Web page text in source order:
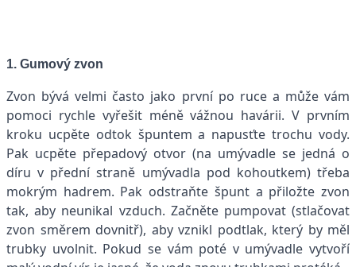
1. Gumový zvon
Zvon bývá velmi často jako první po ruce a může vám
pomoci rychle vyřešit méně vážnou havárii. V prvním
kroku ucpěte odtok špuntem a napusťte trochu vody.
Pak ucpěte přepadový otvor (na umývadle se jedná o
díru v přední straně umývadla pod kohoutkem) třeba
mokrým hadrem. Pak odstraňte špunt a přiložte zvon
tak, aby neunikal vzduch. Začněte pumpovat (stlačovat
zvon směrem dovnitř), aby vznikl podtlak, který by měl
trubky uvolnit. Pokud se vám poté v umývadle vytvoří